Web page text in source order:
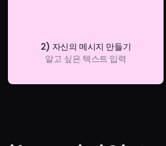
2) 자신의 메시지 만들기
알고 싶은 텍스트 입력